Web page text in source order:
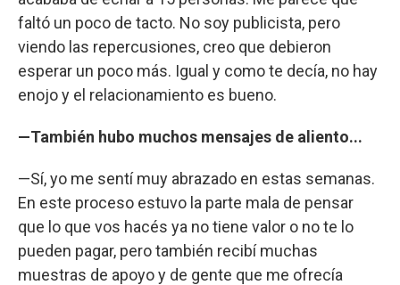
faltó un poco de tacto. No soy publicista, pero
viendo las repercusiones, creo que debieron
esperar un poco más. Igual y como te decía, no hay
enojo y el relacionamiento es bueno.
—También hubo muchos mensajes de aliento...
—Sí, yo me sentí muy abrazado en estas semanas.
En este proceso estuvo la parte mala de pensar
que lo que vos hacés ya no tiene valor o no te lo
pueden pagar, pero también recibí muchas
muestras de apoyo y de gente que me ofrecía